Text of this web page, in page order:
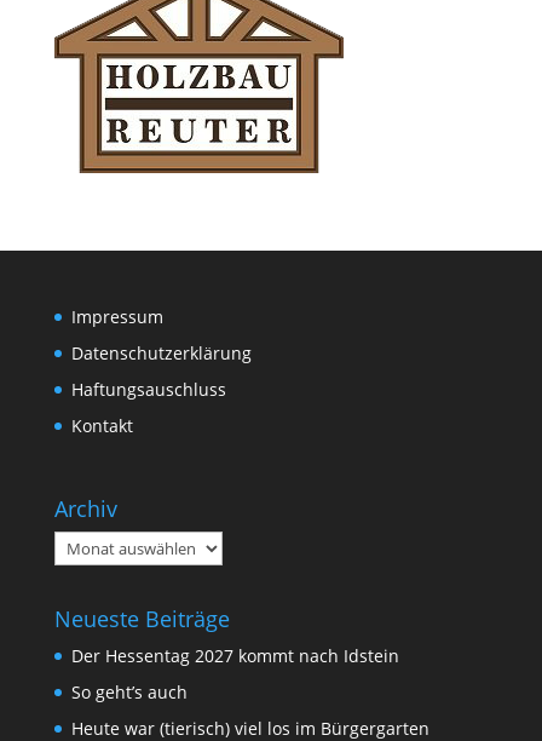
Impressum
Datenschutzerklärung
Haftungsauschluss
Kontakt
Archiv
Archiv
Neueste Beiträge
Der Hessentag 2027 kommt nach Idstein
So geht’s auch
Heute war (tierisch) viel los im Bürgergarten